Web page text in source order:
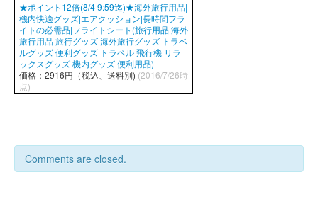
★ポイント12倍(8/4 9:59迄)★海外旅行用品|
機内快適グッズ|エアクッション|長時間フラ
イトの必需品|フライトシート(旅行用品 海外
旅行用品 旅行グッズ 海外旅行グッズ トラベ
ルグッズ 便利グッズ トラベル 飛行機 リラ
ックスグッズ 機内グッズ 便利用品)
価格：2916円（税込、送料別) (2016/7/26時
点)
Comments are closed.